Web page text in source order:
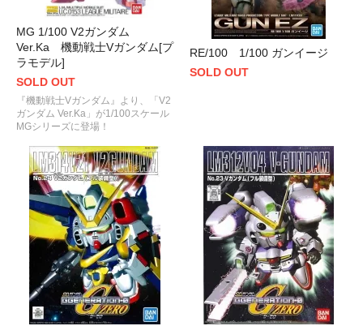
MG 1/100 V2ガンダム
Ver.Ka 機動戦士Vガンダム[プ
ラモデル]
SOLD OUT
『機動戦士Vガンダム』より、「V2
ガンダム Ver.Ka」が1/100スケール
MGシリーズに登場！
RE/100 1/100 ガンイージ
SOLD OUT